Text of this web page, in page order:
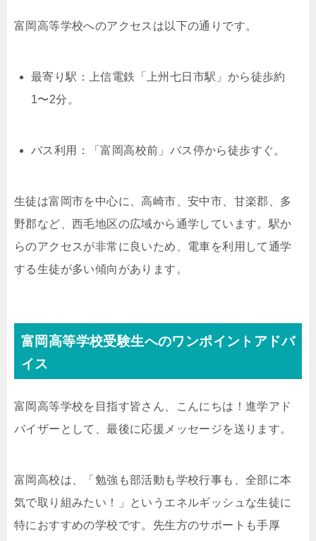
富岡高等学校へのアクセスは以下の通りです。
最寄り駅：上信電鉄「上州七日市駅」から徒歩約
1〜2分。
バス利用：「富岡高校前」バス停から徒歩すぐ。
生徒は富岡市を中心に、高崎市、安中市、甘楽郡、多
野郡など、西毛地区の広域から通学しています。駅か
らのアクセスが非常に良いため、電車を利用して通学
する生徒が多い傾向があります。
富岡高等学校受験生へのワンポイントアドバ
イス
富岡高等学校を目指す皆さん、こんにちは！進学アド
バイザーとして、最後に応援メッセージを送ります。
富岡高校は、「勉強も部活動も学校行事も、全部に本
気で取り組みたい！」というエネルギッシュな生徒に
特におすすめの学校です。先生方のサポートも手厚